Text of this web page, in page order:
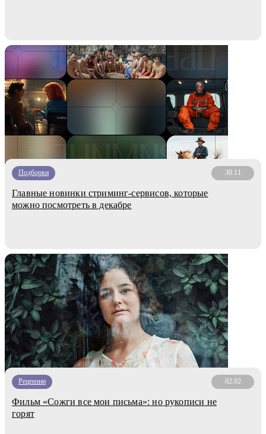
Подборки 30.11
Главные новинки стриминг-сервисов, которые
можно посмотреть в декабре
Рецензии 02.02
Фильм «Сожги все мои письма»: но рукописи не
горят